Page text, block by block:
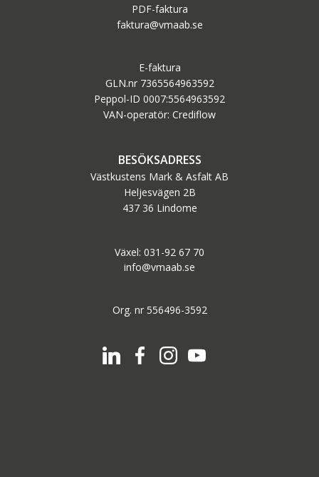
PDF-faktura
faktura@vmaab.se
E-faktura
GLN.nr 7365564963592
Peppol-ID 0007:5564963592
VAN-operatör: Crediflow
BESÖKSADRESS
Västkustens Mark & Asfalt AB
Heljesvägen 2B
437 36 Lindome
Växel: 031-92 67 70
info@vmaab.se
Org. nr 556496-3592